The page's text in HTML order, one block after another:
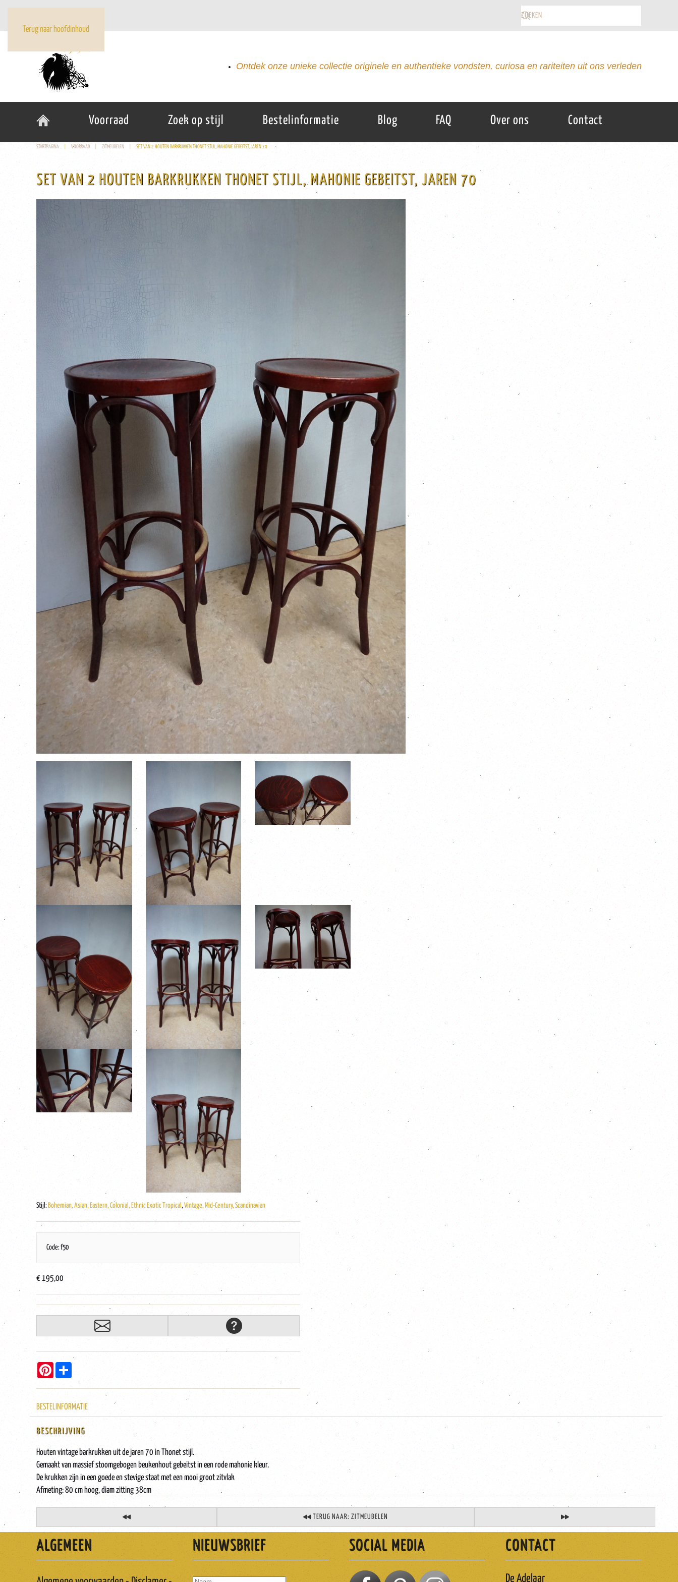
Terug naar hoofdinhoud
Ontdek onze unieke collectie originele en authentieke vondsten, curiosa en rariteiten uit ons verleden
Voorraad Zoek op stijl Bestelinformatie Blog FAQ Over ons Contact
STARTPAGINA VOORRAAD ZITMEUBELEN SET VAN 2 HOUTEN BARKRUKKEN THONET STIJL, MAHONIE GEBEITST, JAREN 70
SET VAN 2 HOUTEN BARKRUKKEN THONET STIJL, MAHONIE GEBEITST, JAREN 70
Stijl: Bohemian, Asian, Eastern, Colonial, Ethnic Exotic Tropical ,Vintage, Mid-Century, Scandinavian
Code: f50
€ 195,00
Pinterest
BESTELINFORMATIE
BESCHRIJVING
Houten vintage barkrukken uit de jaren 70 in Thonet stijl.
Gemaakt van massief stoomgebogen beukenhout gebeitst in een rode mahonie kleur.
De krukken zijn in een goede en stevige staat met een mooi groot zitvlak
Afmeting: 80 cm hoog, diam zitting 38cm
TERUG NAAR: ZITMEUBELEN
ALGEMEEN NIEUWSBRIEF SOCIAL MEDIA CONTACT
De Adelaar